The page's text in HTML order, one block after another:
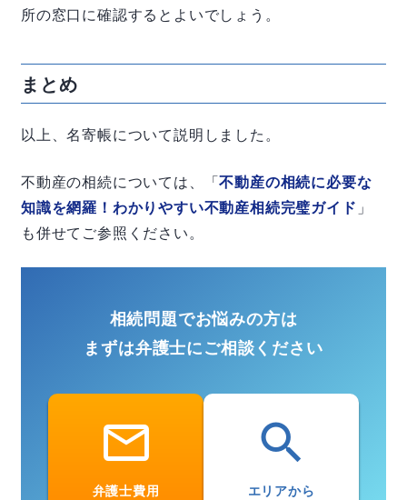
所の窓口に確認するとよいでしょう。
まとめ
以上、名寄帳について説明しました。
不動産の相続については、「不動産の相続に必要な
知識を網羅！わかりやすい不動産相続完璧ガイド 」
も併せてご参照ください。
相続問題でお悩みの方は
まずは弁護士にご相談ください
email
弁護士費用
search
エリアから